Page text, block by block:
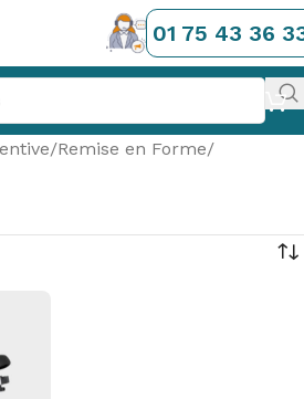
01 75 43 36
/Remise en Forme/